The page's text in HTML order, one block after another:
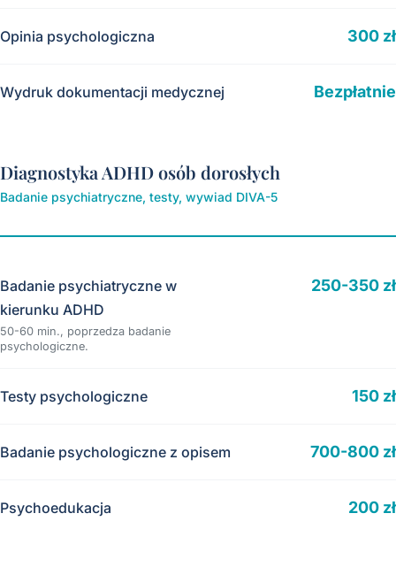
Opinia psychologiczna 300 zł
Wydruk dokumentacji medycznej Bezpłatnie
Diagnostyka ADHD osób dorosłych
Badanie psychiatryczne, testy, wywiad DIVA-5
Badanie psychiatryczne w
kierunku ADHD
50-60 min., poprzedza badanie
psychologiczne.
250-350 zł
Testy psychologiczne 150 zł
Badanie psychologiczne z opisem 700-800 zł
Psychoedukacja 200 zł